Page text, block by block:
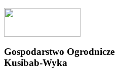
Gospodarstwo Ogrodnicze
Kusibab-Wyka